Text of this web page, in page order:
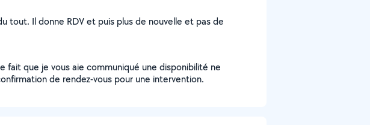
tout. Il donne RDV et puis plus de nouvelle et pas de
fait que je vous aie communiqué une disponibilité ne
de rendez-vous pour une intervention.